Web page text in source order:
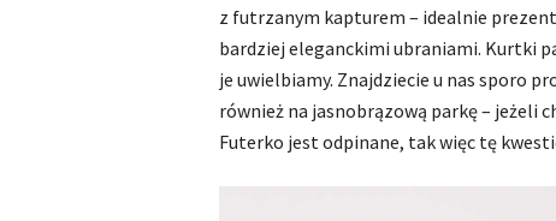
z futrzanym kapturem – idealnie
bardziej eleganckimi ubraniami. Kurtki
je uwielbiamy. Znajdziecie u nas sporo
również na jasnobrązową parkę – jeżeli
Futerko jest odpinane, tak więc tę